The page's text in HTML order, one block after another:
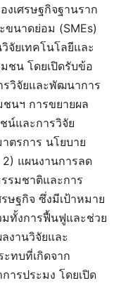
งเศรษฐกิจฐานราก
นาดย่อม (SMEs)
จัยเทคโนโลยีและ
ชน โดยเปิดรับข้อ
รวิจัยและพัฒนาการ
นฯ การขยายผล
น์และการวิจัย
ตรการ นโยบาย
แผนงานการลด
รมชาติและการ
ษฐกิจ ซึ่งมีเป้าหมาย
มทั้งการฟื้นฟูและช่วย
งานวิจัยและ
ทบที่เกิดจาก
ารประมง โดยเปิด